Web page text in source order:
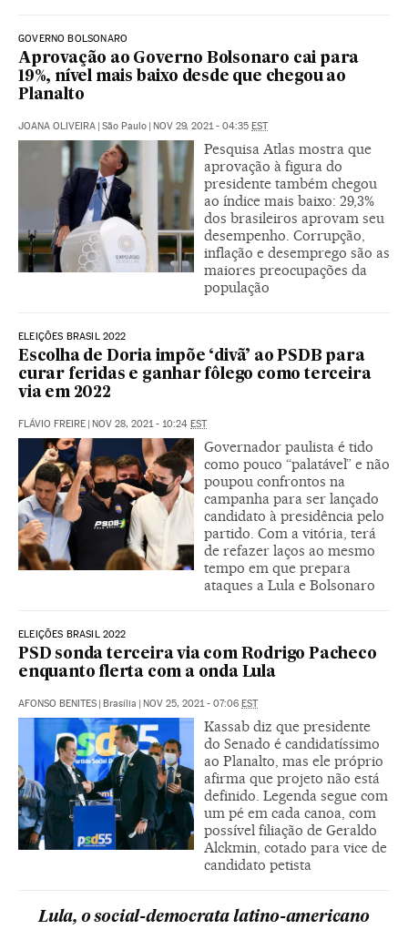
GOVERNO BOLSONARO
Aprovação ao Governo Bolsonaro cai para
19%, nível mais baixo desde que chegou ao
Planalto
JOANA OLIVEIRA São Paulo NOV 29, 2021 - 04:35 EST
Pesquisa Atlas mostra que
aprovação à figura do
presidente também chegou
ao índice mais baixo: 29,3%
dos brasileiros aprovam seu
desempenho. Corrupção,
inflação e desemprego são as
maiores preocupações da
população
ELEIÇÕES BRASIL 2022
Escolha de Doria impõe ‘divã’ ao PSDB para
curar feridas e ganhar fôlego como terceira
via em 2022
FLÁVIO FREIRE NOV 28, 2021 - 10:24 EST
Governador paulista é tido
como pouco “palatável” e não
poupou confrontos na
campanha para ser lançado
candidato à presidência pelo
partido. Com a vitória, terá
de refazer laços ao mesmo
tempo em que prepara
ataques a Lula e Bolsonaro
ELEIÇÕES BRASIL 2022
PSD sonda terceira via com Rodrigo Pacheco
enquanto flerta com a onda Lula
AFONSO BENITES Brasília NOV 25, 2021 - 07:06 EST
Kassab diz que presidente
do Senado é candidatíssimo
ao Planalto, mas ele próprio
afirma que projeto não está
definido. Legenda segue com
um pé em cada canoa, com
possível filiação de Geraldo
Alckmin, cotado para vice de
candidato petista
Lula, o social-democrata latino-americano